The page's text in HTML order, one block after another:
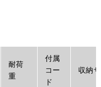
耐荷
重
付属
コー
ド
収納